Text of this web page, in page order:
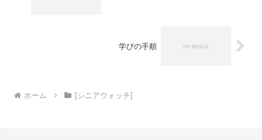
学びの手順
ホーム [シニアウォッチ]